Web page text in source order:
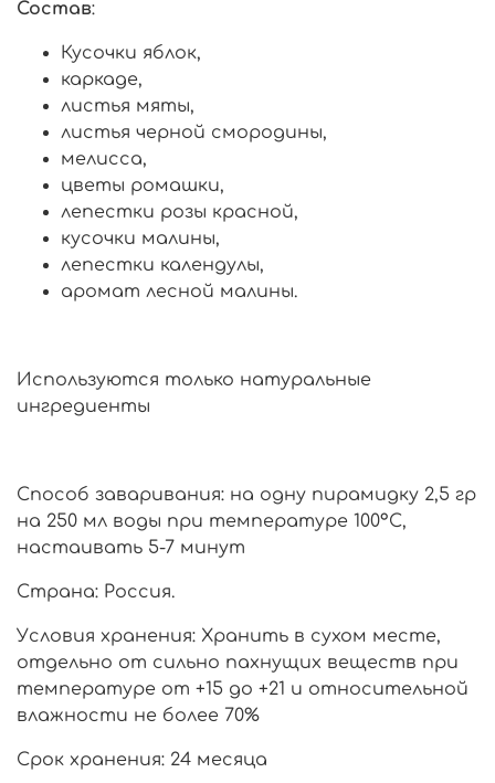
Состав:
Кусочки яблок,
каркаде,
листья мяты,
листья черной смородины,
мелисса,
цветы ромашки,
лепестки розы красной,
кусочки малины,
лепестки календулы,
аромат лесной малины.
Используются только натуральные
ингредиенты
Способ заваривания: на одну пирамидку 2,5 гр
на 250 мл воды при температуре 100°С,
настаивать 5-7 минут
Страна: Россия.
Условия хранения: Хранить в сухом месте,
отдельно от сильно пахнущих веществ при
температуре от +15 до +21 и относительной
влажности не более 70%
Срок хранения: 24 месяца